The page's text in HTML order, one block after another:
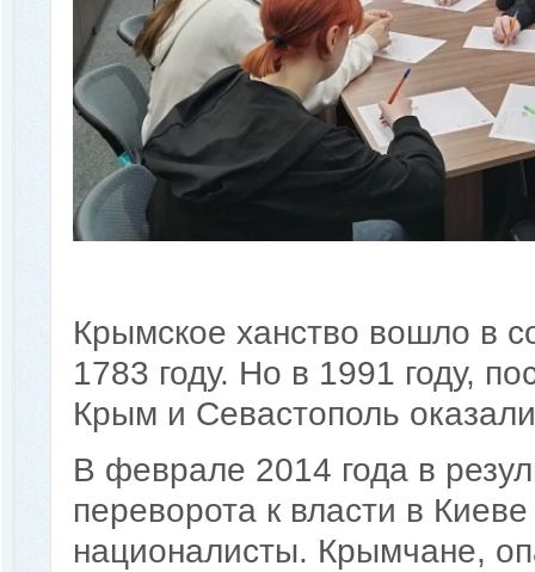
Крымское ханство вошло в
1783 году. Но в 1991 году,
Крым и Севастополь
В феврале 2014 года в
переворота к власти в
националисты. Крымчане,